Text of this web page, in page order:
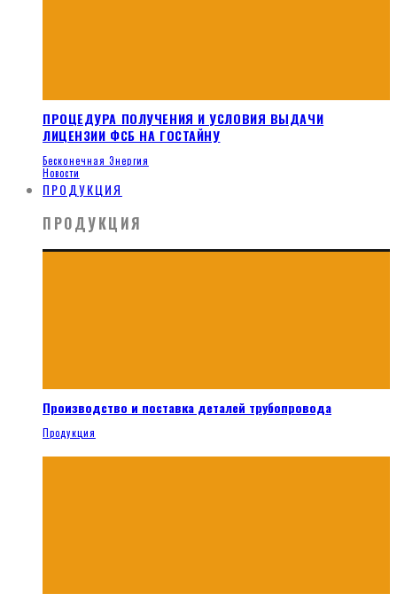
ПРОЦЕДУРА ПОЛУЧЕНИЯ И УСЛОВИЯ ВЫДАЧИ
ЛИЦЕНЗИИ ФСБ НА ГОСТАЙНУ
Бесконечная Энергия
Новости
ПРОДУКЦИЯ
ПРОДУКЦИЯ
Производство и поставка деталей трубопровода
Продукция